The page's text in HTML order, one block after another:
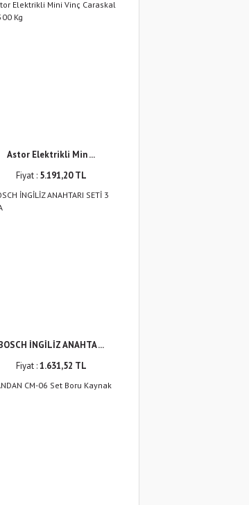
Astor Elektrikli Min ...
Fiyat : 5.191,20 TL
İNGİLİZ ANAHTA ...
Fiyat :1.631,52 TL